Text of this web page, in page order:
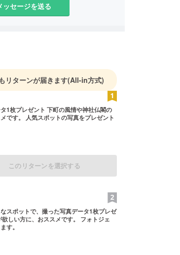
ッセージを送る
リターンが届きます(All-in方式)
下町の風情や神社仏閣の
をプレゼント
このリターンを選択する
スポットで、撮った写真データ1枚プレゼ
す。